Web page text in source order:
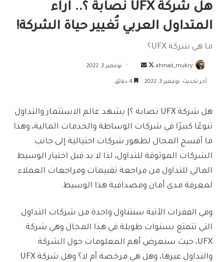
هل شركة UFX نصابة ؟.. آراء
المتداول العربي تُغيير حياة الشركة!
ما هي شركة UFX؟
ahmad_mukry
تابع
على
أرسل
بريدا
نوفمبر 3, 2022
آخر تحديث: نوفمبر 3, 2022
هل شركة UFX نصابة ؟| يشهد عالم الاستثمار والتداول
تنوعًا كبيرًا في شركات الوساطة والخدمات المالية، وهذا
ما أفسح المجال لظهور شركات احتيالية إلى جانب
الشركات الموثوقة للتداول، لذا لا بد قبل اختيار الوسيط
المالي للتداول من مراجعة تقييمات ومراجعات العملاء
لمعرفة مدى أمان ومصداقية هذا الوسيط.
وفي الفقرات الآتية سنتناول واحدة من شركات التداول
التي تتمتع بسنوات طويلة في هذا المجال وهي شركة
UFX، حيث سنعرض أهم المعلومات حول الشركة
والتداول عبرها، وهل هي مرخصة أم لا؟ وهل شركة UFX